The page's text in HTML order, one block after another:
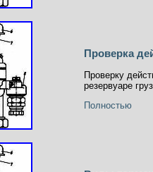
Проверка
Проверку
резервуаре
Полностью